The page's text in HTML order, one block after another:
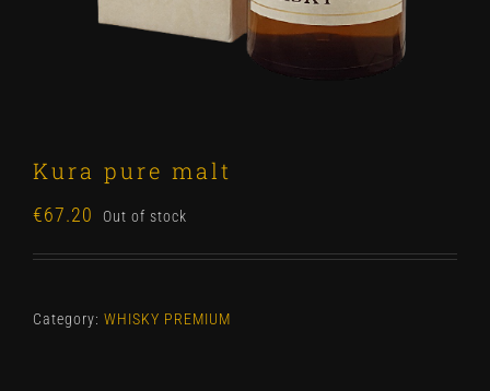
Kura pure malt
€67.20 Out of stock
Category: WHISKY PREMIUM